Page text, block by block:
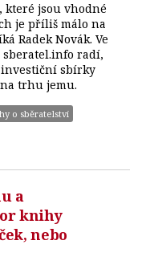
které jsou vhodné
je příliš málo na
Radek Novák. Ve
radí,
investiční sbírky
trhu jemu.
o sběratelství
a
knihy
nebo